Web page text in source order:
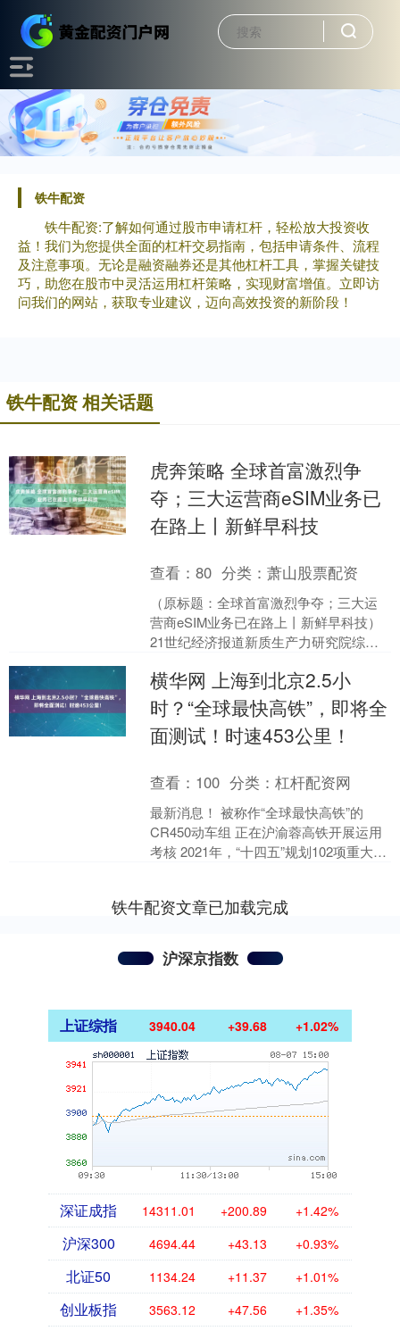
铁牛配资
铁牛配资:了解如何通过股市申请杠杆，轻松放大投资收
益！我们为您提供全面的杠杆交易指南，包括申请条件、流程
及注意事项。无论是融资融券还是其他杠杆工具，掌握关键技
巧，助您在股市中灵活运用杠杆策略，实现财富增值。立即访
问我们的网站，获取专业建议，迈向高效投资的新阶段！
铁牛配资 相关话题
虎奔策略 全球首富激烈争
夺；三大运营商eSIM业务已
在路上丨新鲜早科技
查看：80 分类：萧山股票配资
（原标题：全球首富激烈争夺；三大运
营商eSIM业务已在路上丨新鲜早科技）
21世纪经济报道新质生产力研究院综合
去的24小时内....
横华网 上海到北京2.5小
时？“全球最快高铁”，即将全
面测试！时速453公里！
查看： 100 分类：杠杆配资网
最新消息！ 被称作“全球最快高铁”的
CR450动车组 正在沪渝蓉高铁开展运用
考核 2021年，“十四五”规划102项重大项
铁牛配资文章已加载完成
沪深京指数
上证综指 3940.04 +39.68 +1.02%
深证成指 14311.01 +200.89 +1.42%
沪深300 4694.44 +43.13 +0.93%
北证50 1134.24 +11.37 +1.01%
创业板指 3563.12 +47.56 +1.35%